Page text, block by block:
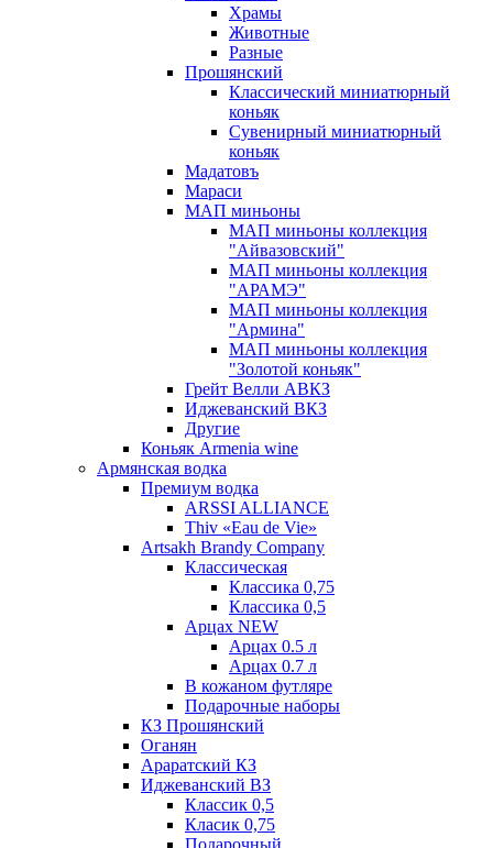
Храмы
Животные
Разные
Прошянский
Классический миниатюрный
коньяк
Сувенирный миниатюрный
коньяк
Мадатовъ
Мараси
МАП миньоны
МАП миньоны коллекция
"Айвазовский"
МАП миньоны коллекция
"АРАМЭ"
МАП миньоны коллекция
"Армина"
МАП миньоны коллекция
"Золотой коньяк"
Грейт Велли АВКЗ
Иджеванский ВКЗ
Другие
Коньяк Armenia wine
Армянская водка
Премиум водка
ARSSI ALLIANCE
Thiv «Eau de Vie»
Artsakh Brandy Company
Классическая
Классика 0,75
Классика 0,5
Арцах NEW
Арцах 0.5 л
Арцах 0.7 л
В кожаном футляре
Подарочные наборы
КЗ Прошянский
Оганян
Араратский КЗ
Иджеванский ВЗ
Классик 0,5
Класик 0,75
Подарочный